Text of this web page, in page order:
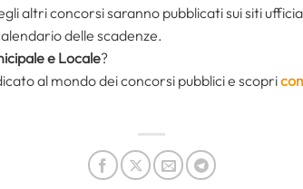
altri concorsi saranno pubblicati sui siti
delle scadenze.
e Locale?
al mondo dei concorsi pubblici e scopri